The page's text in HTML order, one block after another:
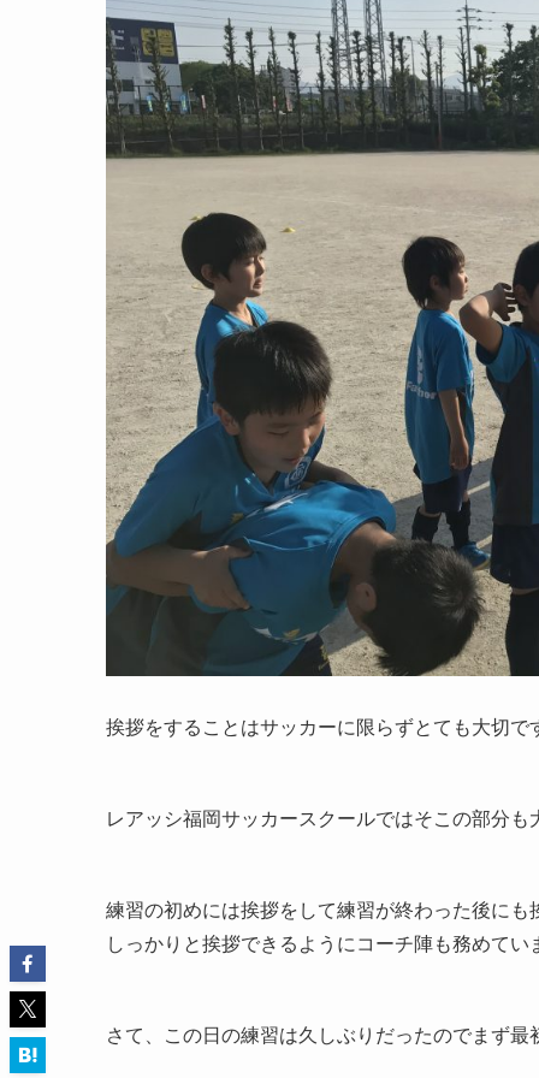
挨拶をすることはサッカーに限らずとても大切で
レアッシ福岡サッカースクールではそこの部分も
練習の初めには挨拶をして練習が終わった後に
しっかりと挨拶できるようにコーチ陣も務めてい
さて、この日の練習は久しぶりだったのでまず